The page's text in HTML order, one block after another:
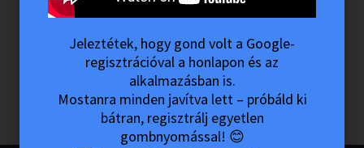
Jeleztétek, hogy gond volt a Google-
regisztrációval a honlapon és az
alkalmazásban is.
Mostanra minden javítva lett – próbáld ki
bátran, regisztrálj egyetlen
gombnyomással! 😊